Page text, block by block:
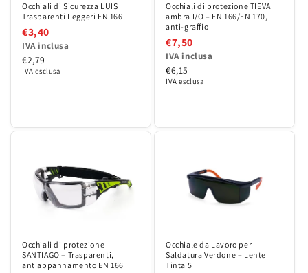
Occhiali di Sicurezza LUIS
Trasparenti Leggeri EN 166
€3,40
IVA inclusa
€2,79
IVA esclusa
Occhiali di protezione TIEVA
ambra I/O – EN 166/EN 170,
anti-graffio
€7,50
IVA inclusa
€6,15
IVA esclusa
Occhiali di protezione
SANTIAGO – Trasparenti,
antiappannamento EN 166
Occhiale da Lavoro per
Saldatura Verdone – Lente
Tinta 5